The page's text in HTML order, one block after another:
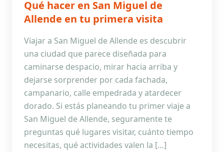
Qué hacer en San Miguel de
Allende en tu primera visita
Viajar a San Miguel de Allende es descubrir
una ciudad que parece diseñada para
caminarse despacio, mirar hacia arriba y
dejarse sorprender por cada fachada,
campanario, calle empedrada y atardecer
dorado. Si estás planeando tu primer viaje a
San Miguel de Allende, seguramente te
preguntas qué lugares visitar, cuánto tiempo
necesitas, qué actividades valen la […]